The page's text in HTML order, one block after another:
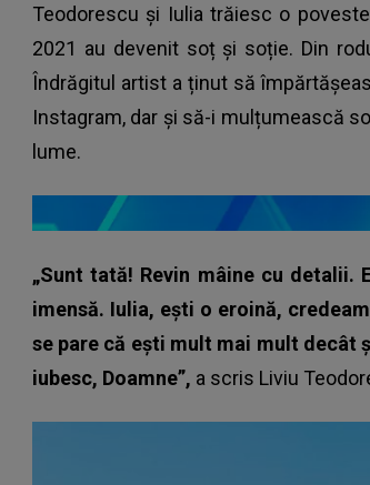
Teodorescu și Iulia trăiesc o
2021 au devenit soț și soție. Din
Îndrăgitul artist a ținut să
Instagram, dar și să-i mulțumească
lume.
„Sunt tată! Revin mâine cu
imensă. Iulia, ești o eroină,
se pare că ești mult mai mult decât
iubesc, Doamne”, a scris Liviu